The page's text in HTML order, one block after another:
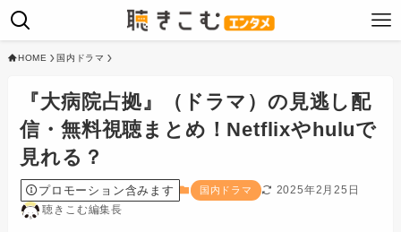
HOME 国内ドラマ
『大病院占拠』（ドラマ）の見逃し配
信・無料視聴まとめ！Netflixやhuluで
見れる？
プロモーション含みます 国内ドラマ
2025年2月25日
聴きこむ編集長